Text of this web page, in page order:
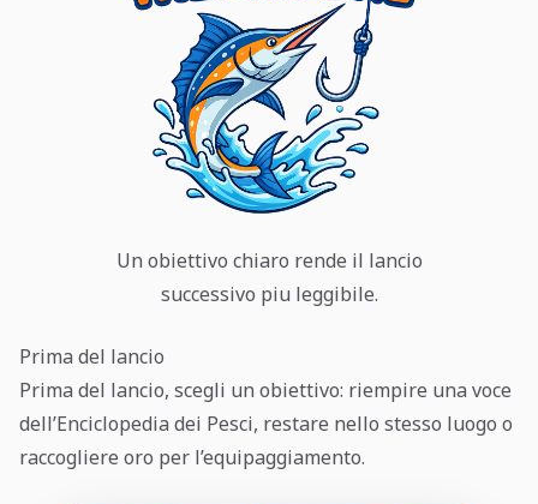
Un obiettivo chiaro rende il lancio
successivo piu leggibile.
Prima del lancio
Prima del lancio, scegli un obiettivo: riempire una voce
dell’Enciclopedia dei Pesci, restare nello stesso luogo o
raccogliere oro per l’equipaggiamento.